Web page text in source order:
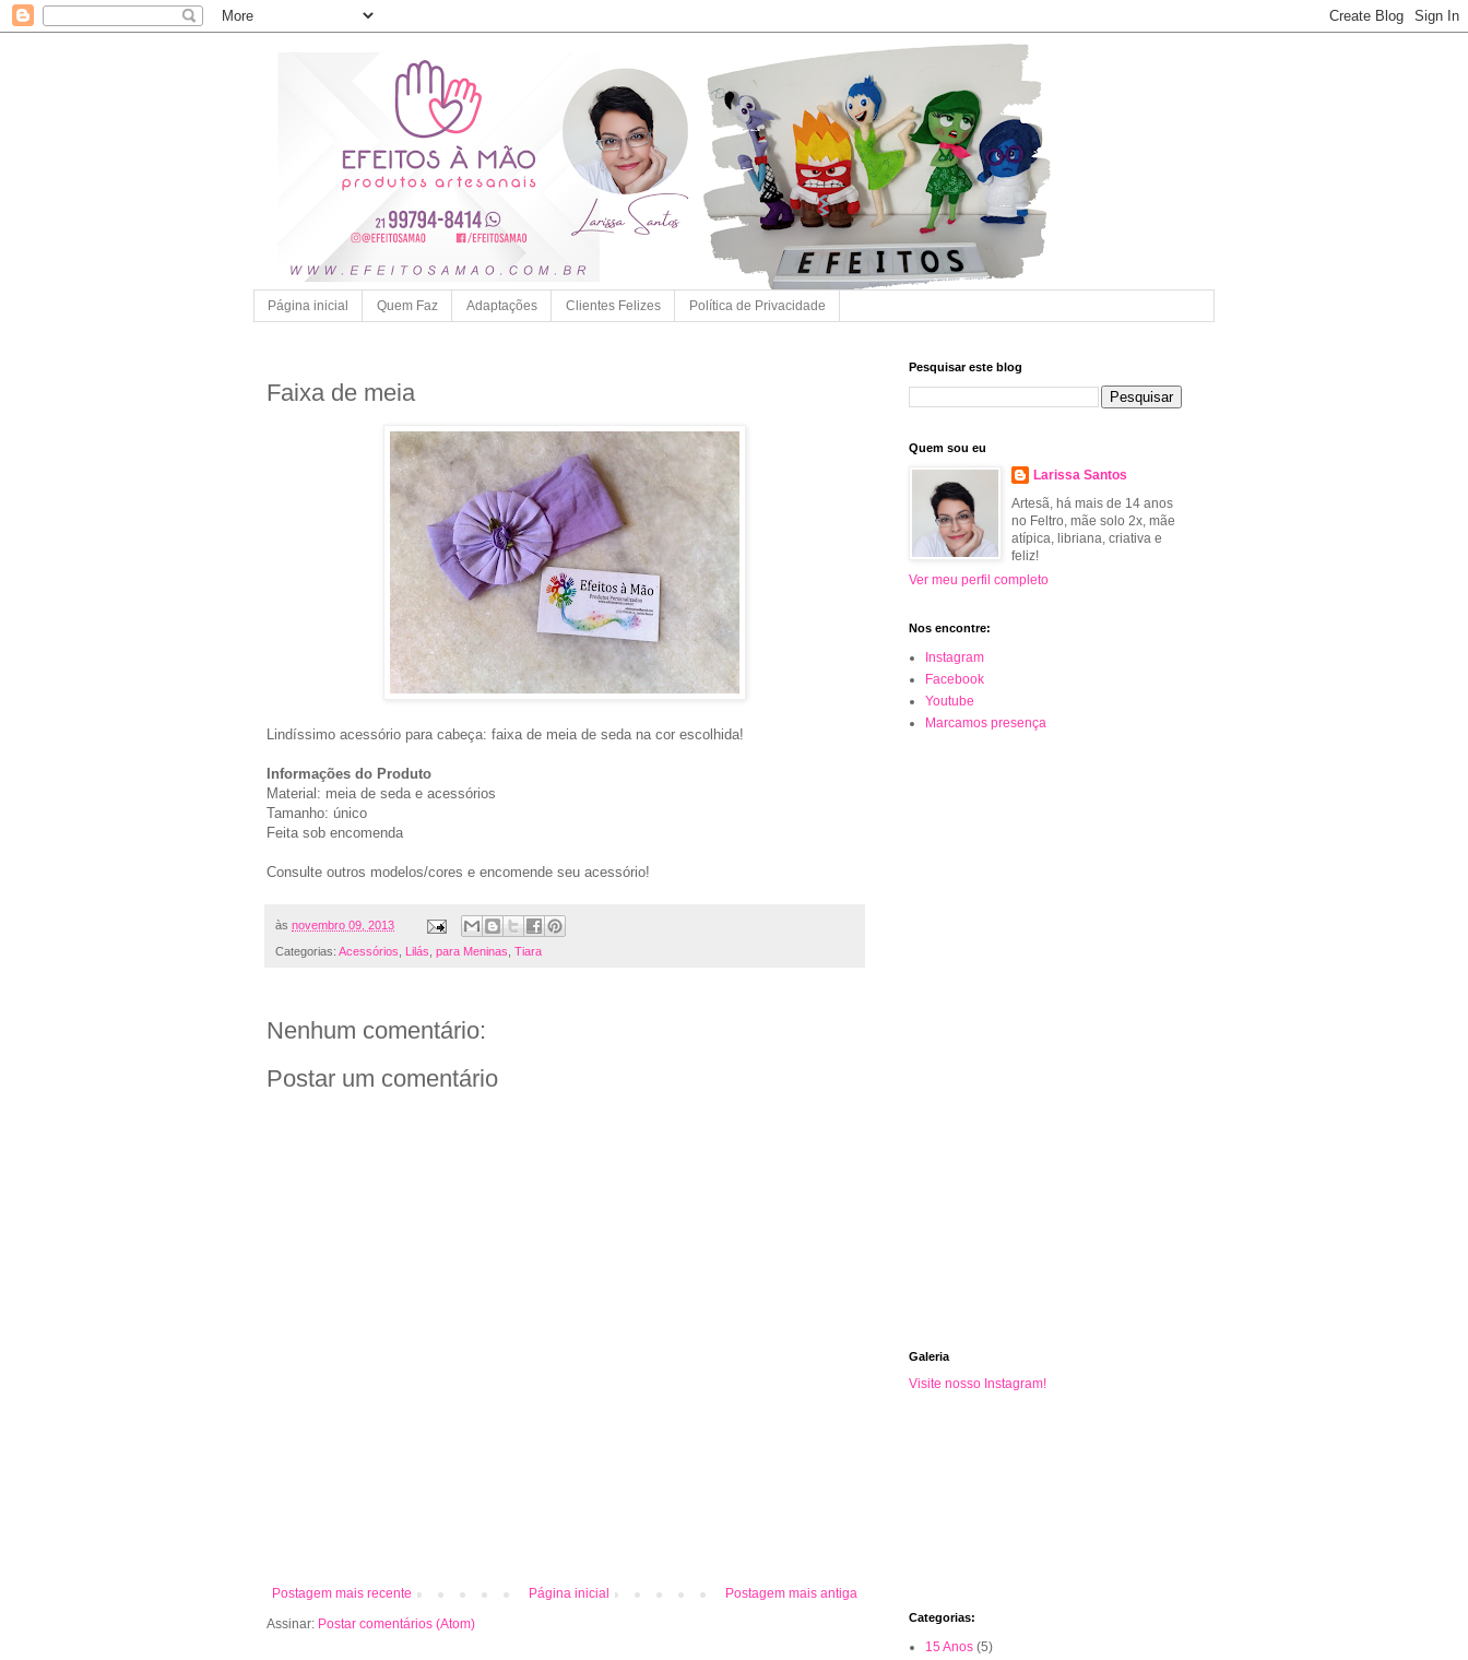
Página inicial Quem Faz Adaptações Clientes Felizes Política de Privacidade
Faixa de meia
Lindíssimo acessório para cabeça: faixa de meia de seda na cor escolhida!
Informações do Produto
Material: meia de seda e acessórios
Tamanho: único
Feita sob encomenda
Consulte outros modelos/cores e encomende seu acessório!
às novembro 09, 2013
Categorias: Acessórios, Lilás, para Meninas, Tiara
Nenhum comentário:
Postar um comentário
Postagem mais recente Postagem mais antiga
Página inicial
Assinar: Postar comentários (Atom)
Pesquisar este blog
Quem sou eu
Larissa Santos
Artesã, há mais de 14 anos
no Feltro, mãe solo 2x, mãe
atípica, libriana, criativa e
feliz!
Ver meu perfil completo
Nos encontre:
Instagram
Facebook
Youtube
Marcamos presença
Galeria
Visite nosso Instagram!
Categorias:
15 Anos (5)